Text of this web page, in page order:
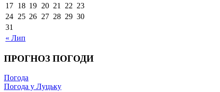
« Лип
17 18 19 20 21 22 23
24 25 26 27 28 29 30
31
ПРОГНОЗ ПОГОДИ
Погода
Погода у Луцьку